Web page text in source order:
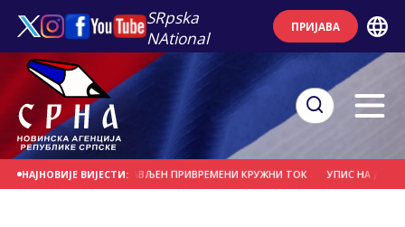
SRpska
NAtional
ПРИЈАВА
НАЈНОВИЈЕ ВИЈЕСТИ:
У БАЊАЛУЦИ ПОСТАВЉЕН ПРИВРЕМЕНИ КРУЖНИ ТОК УПИС НА ДРУГИ И